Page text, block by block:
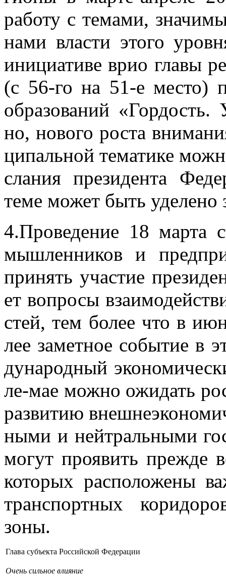
ра­бо­ту с те­ма­ми,
на­ми вла­сти это­го
ини­ци­а­ти­ве врио гла­вы
(с 56-го на 51-е ме­сто)
об­ра­зо­ва­ний
но, но­во­го ро­ста
ци­паль­ной те­ма­ти­ке
сла­ния пре­зи­ден­та
теме мо­жет быть уде­ле­но
4.Про­ве­де­ние 18 мар­та
мыш­лен­ни­ков и
при­нять уча­стие
ет во­про­сы
стей, тем бо­лее что в
лее за­мет­ное со­бы­тие в
ду­на­род­ный
ле-мае мож­но ожи­дать
раз­ви­тию
ны­ми и ней­траль­ны­ми
мо­гут про­явить пре­жде
ко­то­рых рас­по­ло­же­ны
транс­порт­ных
зоны.
Гла­ва субъ­ек­та Рос­сий­ской Фе­де­ра­ции
Очень силь­ное вли­я­ние